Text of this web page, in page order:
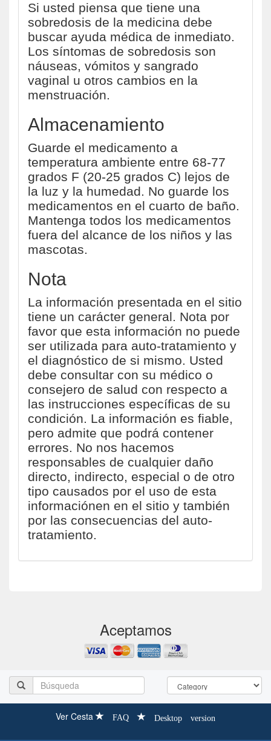
Si usted piensa que tiene una
sobredosis de la medicina debe
buscar ayuda médica de inmediato.
Los síntomas de sobredosis son
náuseas, vómitos y sangrado
vaginal u otros cambios en la
menstruación.
Almacenamiento
Guarde el medicamento a
temperatura ambiente entre 68-77
grados F (20-25 grados C) lejos de
la luz y la humedad. No guarde los
medicamentos en el cuarto de baño.
Mantenga todos los medicamentos
fuera del alcance de los niños y las
mascotas.
Nota
La información presentada en el sitio
tiene un carácter general. Nota por
favor que esta información no puede
ser utilizada para auto-tratamiento y
el diagnóstico de si mismo. Usted
debe consultar con su médico o
consejero de salud con respecto a
las instrucciones específicas de su
condición. La información es fiable,
pero admite que podrá contener
errores. No nos hacemos
responsables de cualquier daño
directo, indirecto, especial o de otro
tipo causados por el uso de esta
informaciónen en el sitio y también
por las consecuencias del auto-
tratamiento.
Aceptamos
Ver Cesta FAQ Desktop version